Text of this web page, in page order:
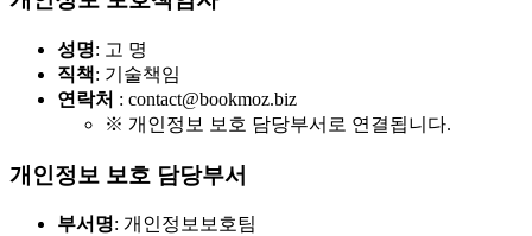
성명: 고 명
직책: 기술책임
연락처 : contact@bookmoz.biz
※ 개인정보 보호 담당부서로 연결됩니다.
개인정보 보호 담당부서
부서명: 개인정보보호팀